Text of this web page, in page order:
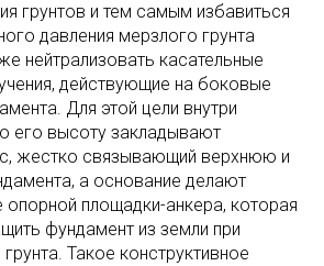
грунтов и тем самым избавиться
давления мерзлого грунта
нейтрализовать касательные
действующие на боковые
Для этой цели внутри
его высоту закладывают
жестко связывающий верхнюю и
а основание делают
площадки-анкера, которая
фундамент из земли при
Такое конструктивное